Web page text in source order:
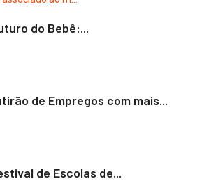
do Bebê:...
de Empregos com mais...
de Escolas de...